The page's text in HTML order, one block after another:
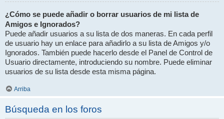
¿Cómo se puede añadir o borrar usuarios de mi lista de
Amigos e Ignorados?
Puede añadir usuarios a su lista de dos maneras. En cada perfil
de usuario hay un enlace para añadirlo a su lista de Amigos y/o
Ignorados. También puede hacerlo desde el Panel de Control de
Usuario directamente, introduciendo su nombre. Puede eliminar
usuarios de su lista desde esta misma página.
Arriba
Búsqueda en los foros